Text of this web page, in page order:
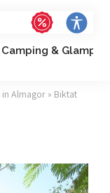
Camping &
Almagor » Biktat